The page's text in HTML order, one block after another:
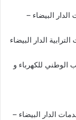
البيضاء –
الترابية الدار البيضاء
بـ (10%) و المكتب الوطني للكهرباء و
الدار البيضاء –